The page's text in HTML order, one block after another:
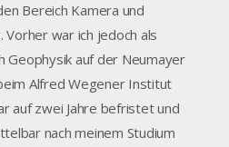
Bereich Kamera und
Vorher war ich jedoch als
Geophysik auf der Neumayer
Alfred Wegener Institut
auf zwei Jahre befristet und
nach meinem Studium